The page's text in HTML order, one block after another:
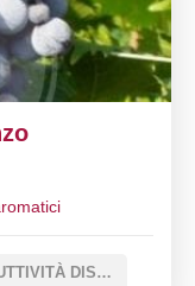
PRODUTTIVITÀ DISCRETA